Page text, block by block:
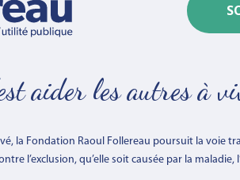
aider les autres à
la Fondation Raoul Follereau poursuit la voie
l’exclusion, qu’elle soit causée par la maladie,